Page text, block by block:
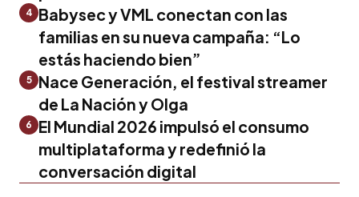
4 Babysec y VML conectan con las
familias en su nueva campaña: “Lo
estás haciendo bien”
5
Nace Generación, el festival streamer
de La Nación y Olga
6
El Mundial 2026 impulsó el consumo
multiplataforma y redefinió la
conversación digital